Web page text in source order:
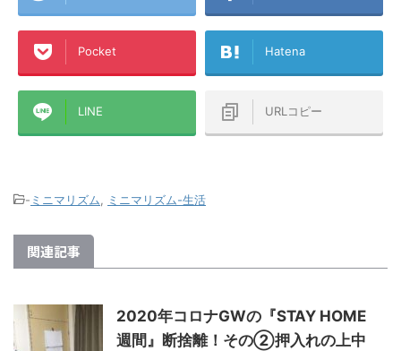
のアパー
ひかりテ
ンションタ
経済圏』に入ろうか悩んでいる方、各
種ポイントがいろんな経済圏にバラバ
ラに分散している方などの参考になれ
ば幸いです！ この記事のミ ...
した！ そん
Pocket Hatena
LINE URLコピー
- ミニマリズム, ミニマリズム-生活
関連記事
2020年コロナGWの『STAY HOME
週間』断捨離！その②押入れの上中